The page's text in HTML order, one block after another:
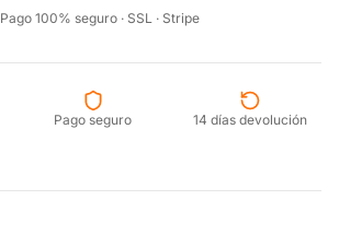
Pago 100% seguro · SSL · Stripe
Pago seguro 14 días devolución